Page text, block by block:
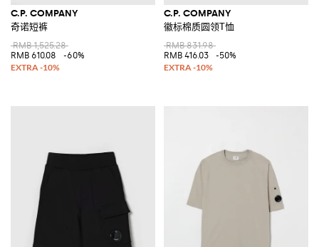
C.P. COMPANY
奇诺短裤
RMB 1,525.28
RMB 610.08
-60%
C.P. COMPANY
徽标棉质圆领T恤
RMB 831.98
RMB 416.03
-50%